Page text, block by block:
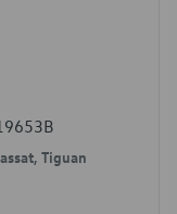
Tiguan